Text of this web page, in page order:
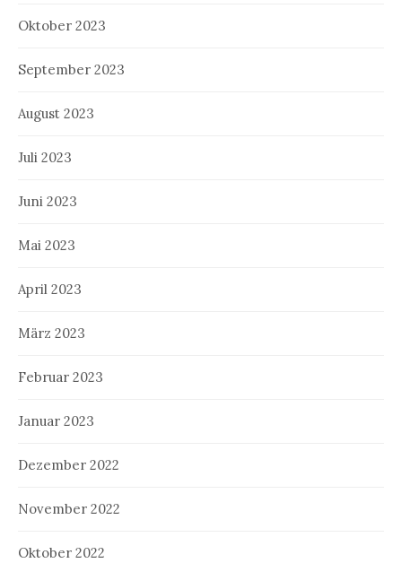
Oktober 2023
September 2023
August 2023
Juli 2023
Juni 2023
Mai 2023
April 2023
März 2023
Februar 2023
Januar 2023
Dezember 2022
November 2022
Oktober 2022